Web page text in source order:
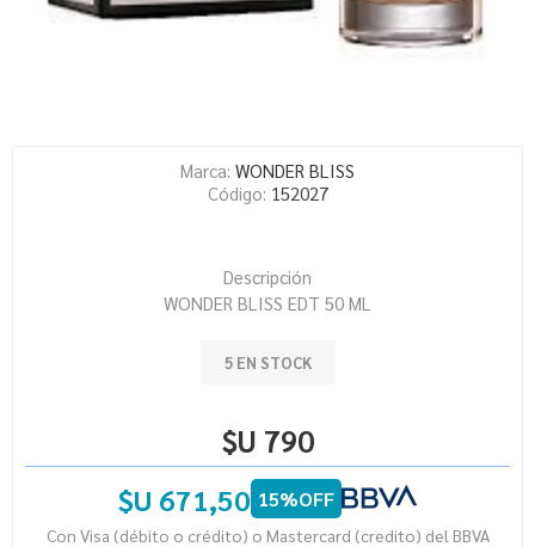
Marca: WONDER BLISS
Código: 152027
Descripción
WONDER BLISS EDT 50 ML
5 EN STOCK
$U 790
$U 671,50 15%OFF
Con Visa (débito o crédito) o Mastercard (credito) del BBVA